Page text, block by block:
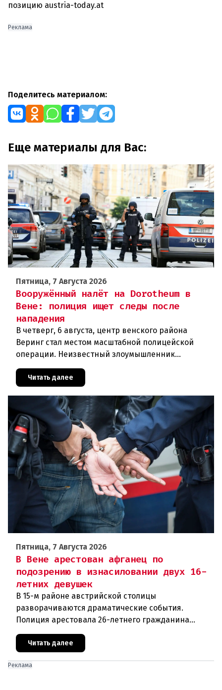
позицию austria-today.at
Реклама
Поделитесь материалом:
Еще материалы для Вас:
Пятница, 7 Августа 2026
Вооружённый налёт на Dorotheum в
Вене: полиция ищет следы после
нападения
В четверг, 6 августа, центр венского района
Веринг стал местом масштабной полицейской
операции. Неизвестный злоумышленник
совершил вооружённое нападение на филиал
знаменитого аукционного дома Dorotheu
Читать далее
Пятница, 7 Августа 2026
В Вене арестован афганец по
подозрению в изнасиловании двух 16-
летних девушек
В 15-м районе австрийской столицы
разворачиваются драматические события.
Полиция арестовала 26-летнего гражданина
Афганистана по подозрению в изнасиловании
двух 16-летних девушек.Вызов полиции и задер
Читать далее
Реклама